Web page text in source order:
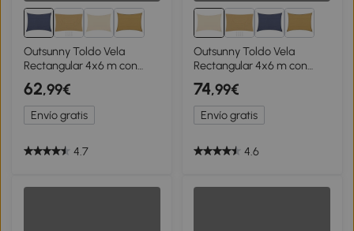
Outsunny Toldo Vela
Rectangular 4x6 m con
Anti-UV Anillas de Acero
Inoxidable y Cuerdas de
Nylon para Jardín Patio
Azul
62,99€
Envío gratis
4.7
Outsunny Toldo Vela
Rectangular 4x6 m con
Anti-UV Anillas de Acero
Inoxidable y Cuerdas de
Nylon para Jardín Patio
Crema
74,99€
Envío gratis
4.6